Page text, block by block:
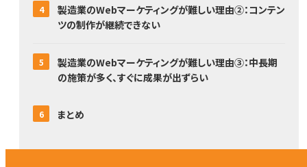
製造業のWebマーケティングが難しい理由②：コンテン
ツの制作が継続できない
製造業のWebマーケティングが難しい理由③：中長期
の施策が多く、すぐに成果が出ずらい
まとめ